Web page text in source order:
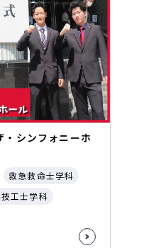
シンフォニーホ
救急救命士学科
工士学科